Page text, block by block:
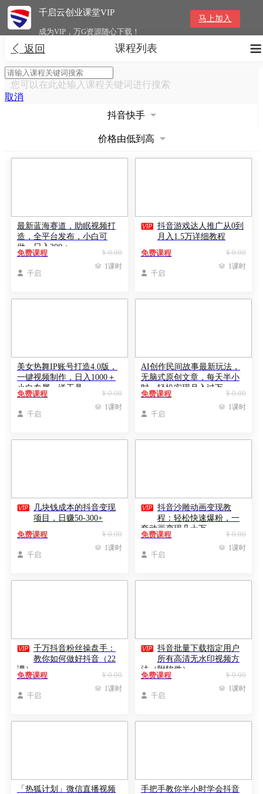
千启云创业课堂VIP
成为VIP，万G资源随心下载！
马上加入
 返回 
课程列表
您可以在此处输入课程关键词进行搜索
取消
抖音快手
价格由低到高
最新蓝海赛道，助眠视频打
造，全平台发布，小白可
做，日入300＋
¥ 0.00
免费课程
 千启
 1课时
 抖音游戏达人推广从0到
月入1.5万详细教程
¥ 0.00
免费课程
 千启
 1课时
美女热舞IP账号打造4.0版，
一键视频制作，日入1000＋
小白专属，送工具
¥ 0.00
免费课程
 千启
 1课时
AI创作民间故事最新玩法，
无脑式原创文章，每天半小
时，轻松实现月入过万
¥ 0.00
免费课程
 千启
 1课时
 几块钱成本的抖音变现
项目，日赚50-300+
¥ 0.00
免费课程
 千启
 1课时
 抖音沙雕动画变现教
程：轻松快速爆粉，一
套动画变现几十万
¥ 0.00
免费课程
 千启
 1课时
 千万抖音粉丝操盘手：
教你如何做好抖音（22
课）
¥ 0.00
免费课程
 千启
 1课时
 抖音批量下载指定用户
所有高清无水印视频方
法（附软件）
¥ 0.00
免费课程
 千启
 1课时
「热狐计划」微信直播视频
手把手教你半小时学会抖音